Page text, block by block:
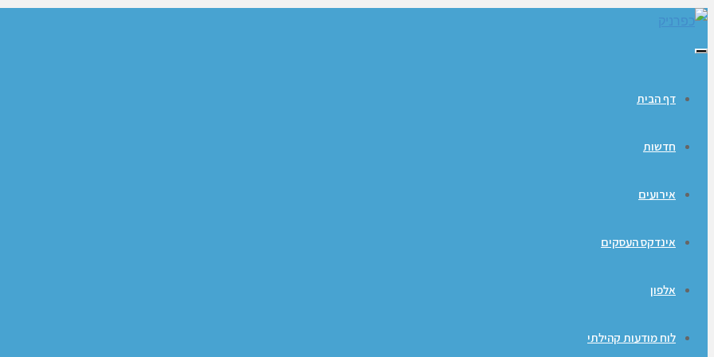
תפריט
דף הבית
חדשות
אירועים
אינדקס העסקים
אלפון
לוח מודעות קהילתי